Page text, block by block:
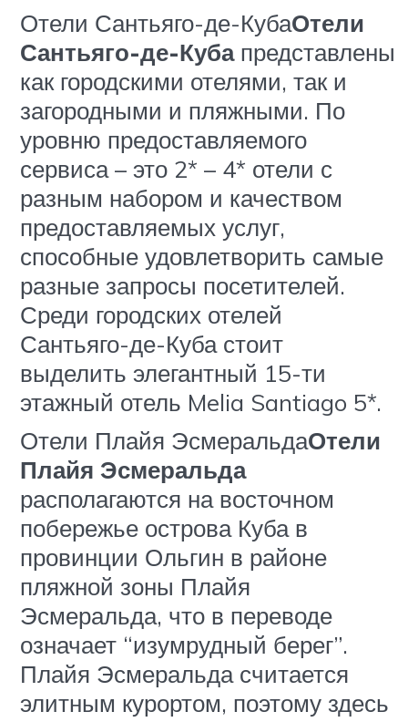
Отели Сантьяго-де-КубаОтели
Сантьяго-де-Кубапредставлены
как городскими отелями, так и
загородными и пляжными. По
уровню предоставляемого
сервиса – это 2* – 4* отели с
разным набором и качеством
предоставляемых услуг,
способные удовлетворить самые
разные запросы посетителей.
Среди городских отелей
Сантьяго-де-Куба стоит
выделить элегантный 15-ти
этажный отель Melia Santiago 5*.
Отели Плайя ЭсмеральдаОтели
Плайя Эсмеральда
располагаются на восточном
побережье острова Куба в
провинции Ольгин в районе
пляжной зоны Плайя
Эсмеральда, что в переводе
означает “изумрудный берег”.
Плайя Эсмеральда считается
элитным курортом, поэтому здесь